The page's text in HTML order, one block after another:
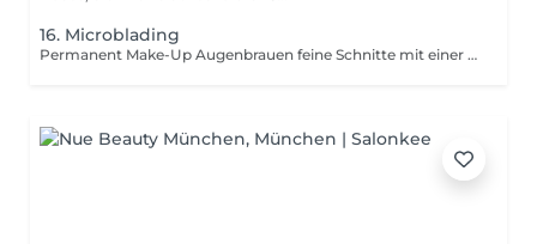
16. Microblading
Permanent Make-Up Augenbrauen feine Schnitte mit einer Klinge, um Härchen nachzuahmen